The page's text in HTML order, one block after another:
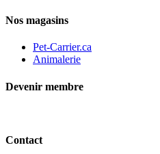
Nos magasins
Pet-Carrier.ca
Animalerie
Devenir membre
Contact